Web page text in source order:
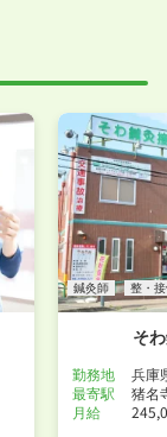
鍼灸師 整・
そ
勤務地
兵庫
最寄駅
猪名
月給